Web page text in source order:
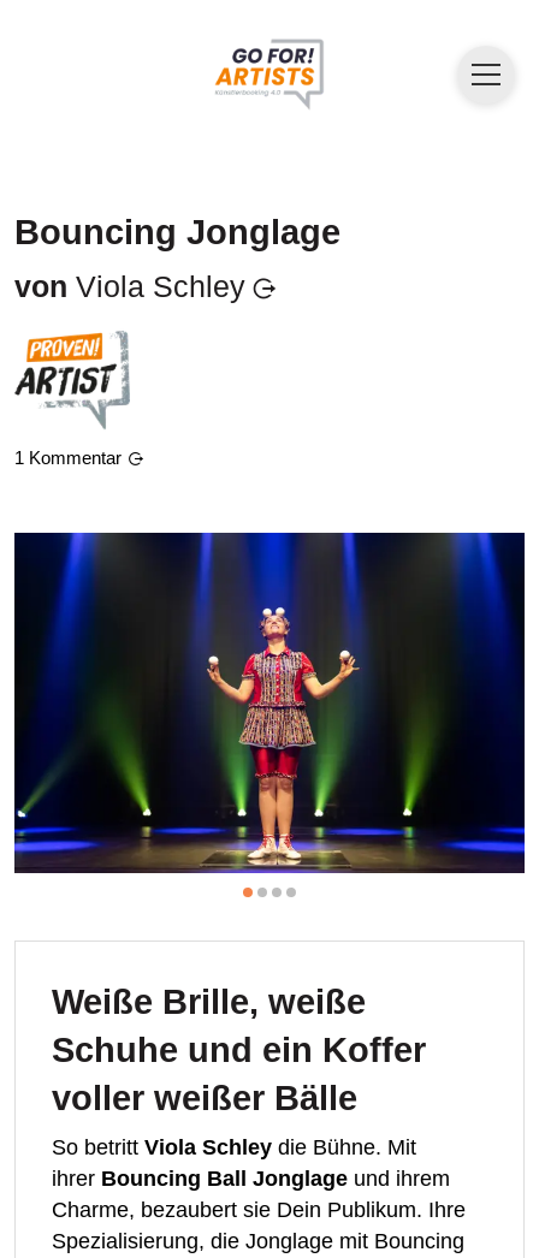
Bouncing Jonglage
von Viola Schley
1 Kommentar
Weiße Brille, weiße
Schuhe und ein Koffer
voller weißer Bälle
So betritt Viola Schley die Bühne. Mit
ihrer Bouncing Ball Jonglage und ihrem
Charme, bezaubert sie Dein Publikum. Ihre
Spezialisierung, die Jonglage mit Bouncing